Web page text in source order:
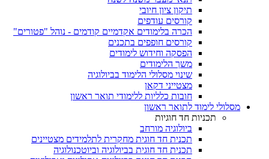
תיקון ציון חיובי
קורסים עודפים
הכרה בלימודים אקדמיים קודמים - נוהל "פטורים"
קורסים חופפים בתכנים
הפסקה וחידוש לימודים
משך הלימודים
שינוי מסלולי הלימוד בביולוגיה
מצטייני דקאן
חובות כלליות ללימודי תואר ראשון
מסלולי לימוד לתואר ראשון
תכניות חד חוגיות
ביולוגיה מורחב
תכנית חד חוגית מחקרית לתלמידים מצטיינים
תכנית חד חוגית בביולוגיה וביוטכנולוגיה